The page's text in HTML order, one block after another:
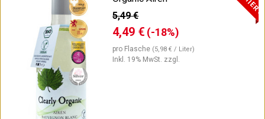
5,49 €
4,49 € (-18%)
pro Flasche (5,98 € / Liter)
Inkl. 19% MwSt. zzgl.